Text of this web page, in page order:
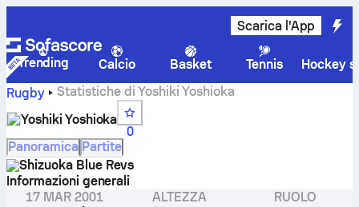
Scarica l'App
Trending Calcio Basket Tennis
Hockey
Rugby
Statistiche di Yoshiki Yoshioka
Yoshiki Yoshioka
0
Panoramica Partite
Shizuoka Blue Revs
Informazioni generali
17 MAR 2001
ALTEZZA
RUOLO